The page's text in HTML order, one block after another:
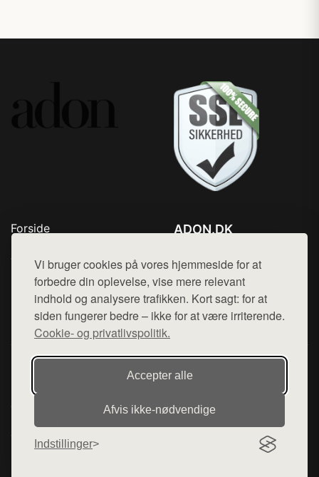
Vi bruger cookies på vores hjemmeside for at
forbedre din oplevelse, vise mere relevant
indhold og analysere trafikken. Kort sagt: for at
siden fungerer bedre – ikke for at være irriterende.
Cookie- og privatlivspolitik.
Accepter alle
Afvis ikke‑nødvendige
Indstillinger
Forside
Top Rabatter
Kontakt
ADON.DK
Mail: hej@want.dk
Cookie- og privatlivspolitik
Denne side er en del af want.dk, der udgiver en række
hjemmesider med præsentation af forskellige produkter fra
diverse webshops. Der sælges ikke varer fra denne side - vi
henviser til de shops, som sælger varen. Vi har heller ikke
varerne på lager.